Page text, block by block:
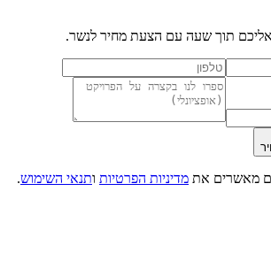
תוך שעה עם הצעת מחיר לנשר.
את מדיניות הפרטיות ותנאי השימוש.